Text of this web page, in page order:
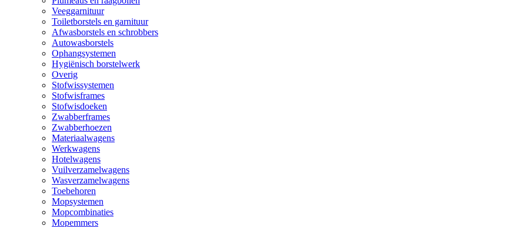
Veeggarnituur
Toiletborstels en garnituur
Afwasborstels en schrobbers
Autowasborstels
Ophangsystemen
Hygiënisch borstelwerk
Overig
Stofwissystemen
Stofwisframes
Stofwisdoeken
Zwabberframes
Zwabberhoezen
Materiaalwagens
Werkwagens
Hotelwagens
Vuilverzamelwagens
Wasverzamelwagens
Toebehoren
Mopsystemen
Mopcombinaties
Mopemmers